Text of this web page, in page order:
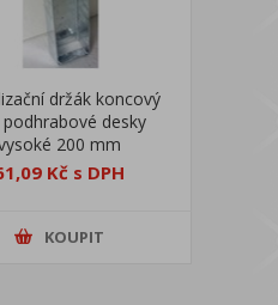
držák koncový
desky
200 mm
Kč s DPH
KOUPIT